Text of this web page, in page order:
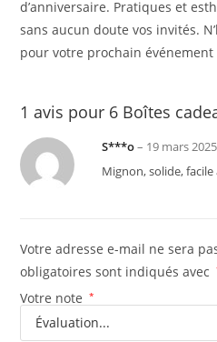
d’anniversaire. Pratiques et
sans aucun doute vos invités.
pour votre prochain événement
1 avis pour 6 Boîtes
S***o– 19 mars 2025
Mignon, solide, facile
Votre adresse e-mail ne sera
obligatoires sont indiqués avec
Votre note *